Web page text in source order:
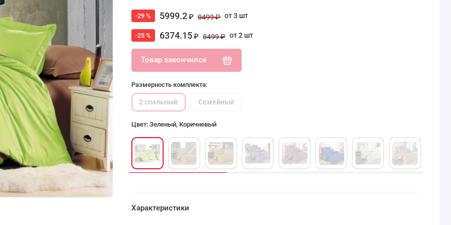
-29 % 5999.2₽ 8499 ₽ от 3 шт
-25 % 6374.15₽ 8499 ₽ от 2 шт
Товар закончился
Размерность комплекта:
2 спальный Семейный
Цвет: Зеленый, Коричневый
Характеристики